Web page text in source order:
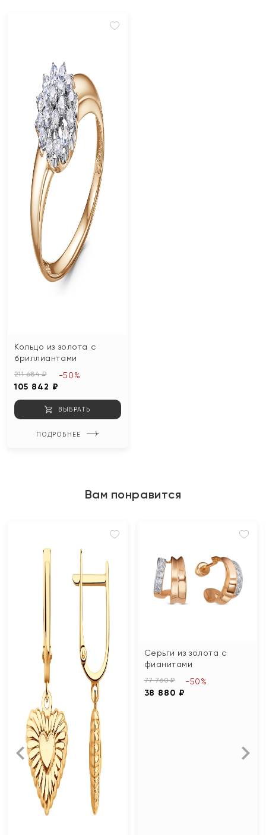
Кольцо из золота с
бриллиантами
211 684 ₽
105 842 ₽
-50%
ВЫБРАТЬ
ПОДРОБНЕЕ
Вам понравится
Серьги из золота с
фианитами
77 760 ₽
38 880 ₽
-50%